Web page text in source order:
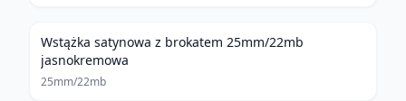
Wstążka satynowa z brokatem 25mm/22mb
jasnokremowa
25mm/22mb